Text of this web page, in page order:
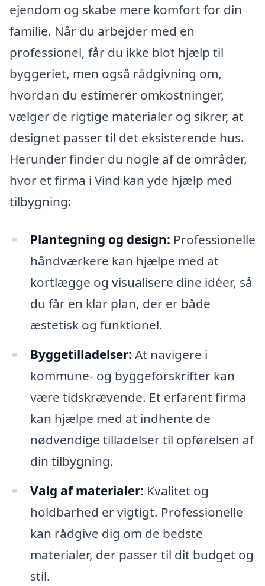
ejendom og skabe mere komfort for din
familie. Når du arbejder med en
professionel, får du ikke blot hjælp til
byggeriet, men også rådgivning om,
hvordan du estimerer omkostninger,
vælger de rigtige materialer og sikrer, at
designet passer til det eksisterende hus.
Herunder finder du nogle af de områder,
hvor et firma i Vind kan yde hjælp med
tilbygning:
Plantegning og design: Professionelle
håndværkere kan hjælpe med at
kortlægge og visualisere dine idéer, så
du får en klar plan, der er både
æstetisk og funktionel.
Byggetilladelser: At navigere i
kommune- og byggeforskrifter kan
være tidskrævende. Et erfarent firma
kan hjælpe med at indhente de
nødvendige tilladelser til opførelsen af
din tilbygning.
Valg af materialer: Kvalitet og
holdbarhed er vigtigt. Professionelle
kan rådgive dig om de bedste
materialer, der passer til dit budget og
stil.